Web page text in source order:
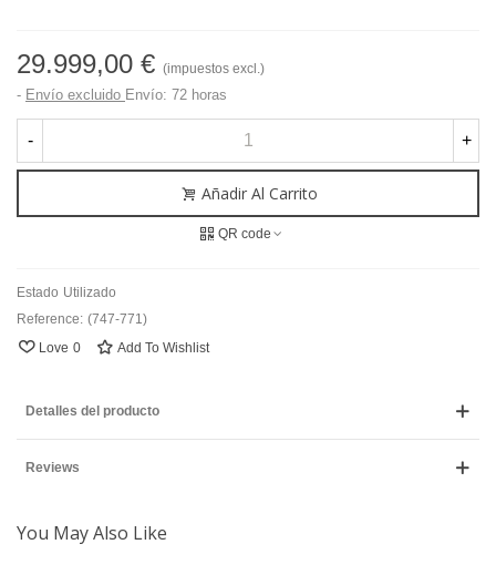
29.999,00 € (impuestos excl.)
Envío excluido Envío: 72 horas
- +
Añadir Al Carrito
QR code
Estado Utilizado
Reference: (747-771)
Love 0 Add To Wishlist
Detalles del producto
Reviews
You May Also Like